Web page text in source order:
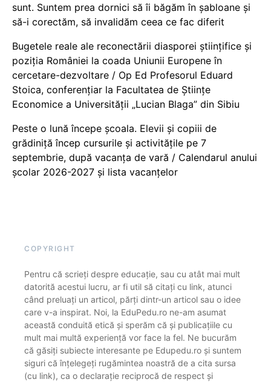
sunt. Suntem prea dornici să îi băgăm în șabloane și
să-i corectăm, să invalidăm ceea ce fac diferit
Bugetele reale ale reconectării diasporei științifice și
poziția României la coada Uniunii Europene în
cercetare-dezvoltare / Op Ed Profesorul Eduard
Stoica, conferențiar la Facultatea de Științe
Economice a Universității „Lucian Blaga” din Sibiu
Peste o lună începe școala. Elevii și copiii de
grădiniță încep cursurile și activitățile pe 7
septembrie, după vacanța de vară / Calendarul anului
școlar 2026-2027 și lista vacanțelor
COPYRIGHT
Pentru că scrieți despre educație, sau cu atât mai mult
datorită acestui lucru, ar fi util să citați cu link, atunci
când preluați un articol, părți dintr-un articol sau o idee
care v-a inspirat. Noi, la EduPedu.ro ne-am asumat
această conduită etică și sperăm că și publicațiile cu
mult mai multă experiență vor face la fel. Ne bucurăm
că găsiți subiecte interesante pe Edupedu.ro și suntem
siguri că înțelegeți rugămintea noastră de a cita sursa
(cu link), ca o declarație reciprocă de respect și